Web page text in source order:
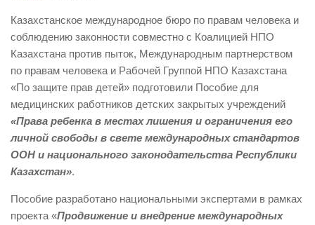
Казахстанское международное бюро по правам человека и
соблюдению законности совместно с Коалицией НПО
Казахстана против пыток, Международным партнерством
по правам человека и Рабочей Группой НПО Казахстана
«По защите прав детей» подготовили Пособие для
медицинских работников детских закрытых учреждений
«Права ребенка в местах лишения и ограничения его
личной свободы в свете международных стандартов
ООН и национального законодательства Республики
Казахстан».
Пособие разработано национальными экспертами в рамках
проекта «Продвижение и внедрение международных